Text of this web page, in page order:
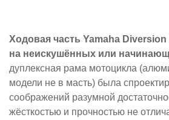
Ходовая часть Yamaha
на неискушённых или
дуплексная рама мотоцикла
модели не в масть) была
соображений разумной
жёсткостью и прочностью не